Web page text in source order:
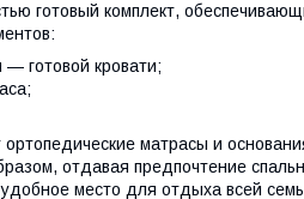
готовый комплект,
— готовой кровати;
ортопедические матрасы и
отдавая предпочтение
место для отдыха всей